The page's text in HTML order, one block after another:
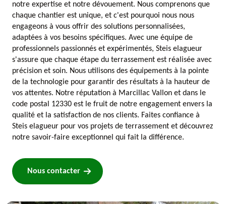
notre expertise et notre dévouement. Nous comprenons que
chaque chantier est unique, et c'est pourquoi nous nous
engageons à vous offrir des solutions personnalisées,
adaptées à vos besoins spécifiques. Avec une équipe de
professionnels passionnés et expérimentés, Steis elagueur
s'assure que chaque étape du terrassement est réalisée avec
précision et soin. Nous utilisons des équipements à la pointe
de la technologie pour garantir des résultats à la hauteur de
vos attentes. Notre réputation à Marcillac Vallon et dans le
code postal 12330 est le fruit de notre engagement envers la
qualité et la satisfaction de nos clients. Faites confiance à
Steis elagueur pour vos projets de terrassement et découvrez
notre savoir-faire exceptionnel qui fait la différence.
Nous contacter